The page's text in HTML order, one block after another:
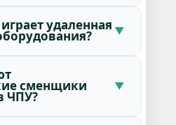
удаленная
сменщики
ЧПУ?